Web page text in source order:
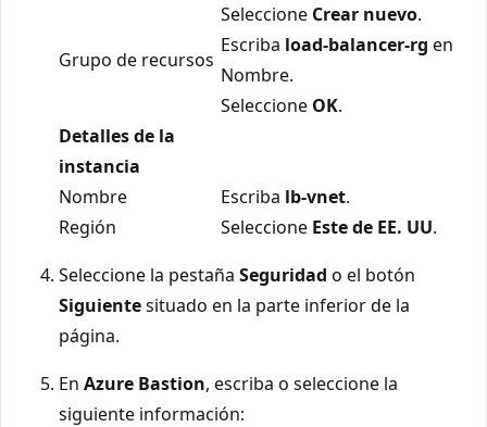
Grupo de recursos
Seleccione Crear nuevo.
Escriba load-balancer-rg en
Nombre.
Seleccione OK.
Detalles de la
instancia
Nombre
Escriba lb-vnet.
Región
Seleccione Este de EE. UU.
Seleccione la pestaña Seguridad o el botón
Siguientesituado en la parte inferior de la
página.
En Azure Bastion, escriba o seleccione la
siguiente información: